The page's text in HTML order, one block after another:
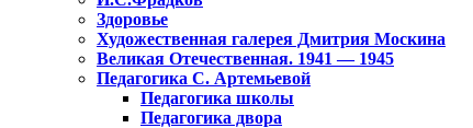
Здоровье
Художественная галерея Дмитрия Москина
Великая Отечественная. 1941 — 1945
Педагогика С. Артемьевой
Педагогика школы
Педагогика двора